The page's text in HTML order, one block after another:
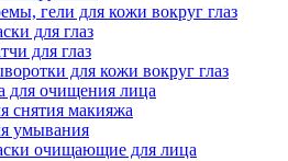
гели для кожи вокруг глаз
для глаз
для глаз
для кожи вокруг глаз
для очищения лица
снятия макияжа
умывания
очищающие для лица